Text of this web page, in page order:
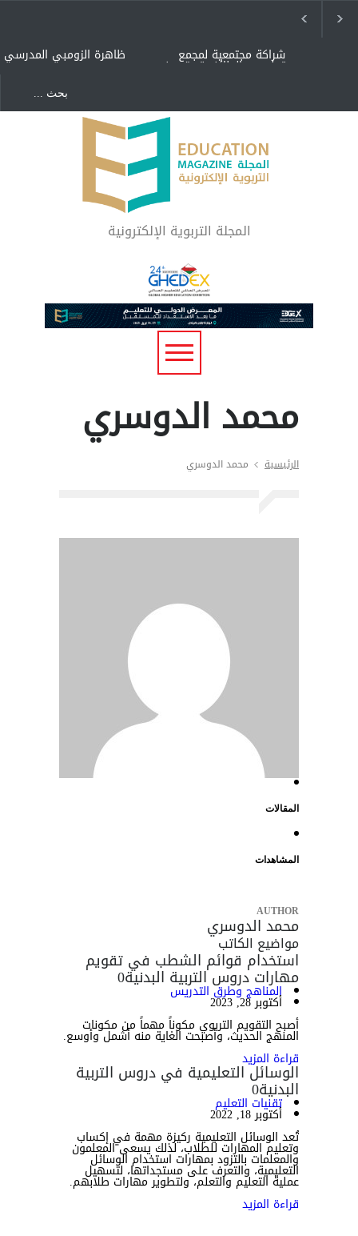
ظاهرة الزومبي المدرسي شراكة مجتمعية لمجمع
تعليمي بالطائف تستهدف
"كنت أنضرب ومافيني إلا
العافية" هل هذا مبرر
لاستمرار أسلوب التربية
المتوارث؟
لماذا تعد برامج توعية الأطفال
بخصوصية الجسد وقاية لا
فضول؟
المجلة التربوية الإلكترونية
محمد الدوسري
الرئيسية محمد الدوسري
المقالات
المشاهدات
AUTHOR
محمد الدوسري
مواضيع الكاتب
استخدام قوائم الشطب في تقويم
مهارات دروس التربية البدنية0
المناهج وطرق التدريس
أكتوبر 28, 2023
أصبح التقويم التربوي مكوناً مهماً من مكونات
المنهج الحديث، وأصبحت الغاية منه أشمل وأوسع.
قراءة المزيد
الوسائل التعليمية في دروس التربية
البدنية0
تقنيات التعليم
أكتوبر 18, 2022
تُعد الوسائل التعليمية ركيزة مهمة في إكساب
وتعليم المهارات للطلاب، لذلك يسعى المعلمون
والمعلمات بالتزود بمهارات استخدام الوسائل
التعليمية، والتعرف على مستجداتها، لتسهيل
عملية التعليم والتعلم، ولتطوير مهارات طلابهم.
قراءة المزيد